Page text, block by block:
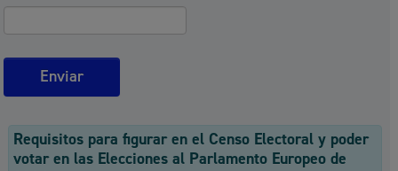
Requisitos para figurar en el Censo Electoral y poder
votar en las Elecciones al Parlamento Europeo de